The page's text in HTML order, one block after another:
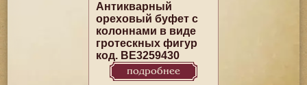
Антикварный
ореховый буфет с
колоннами в виде
гротескных фигур
код. BE3259430
подробнее